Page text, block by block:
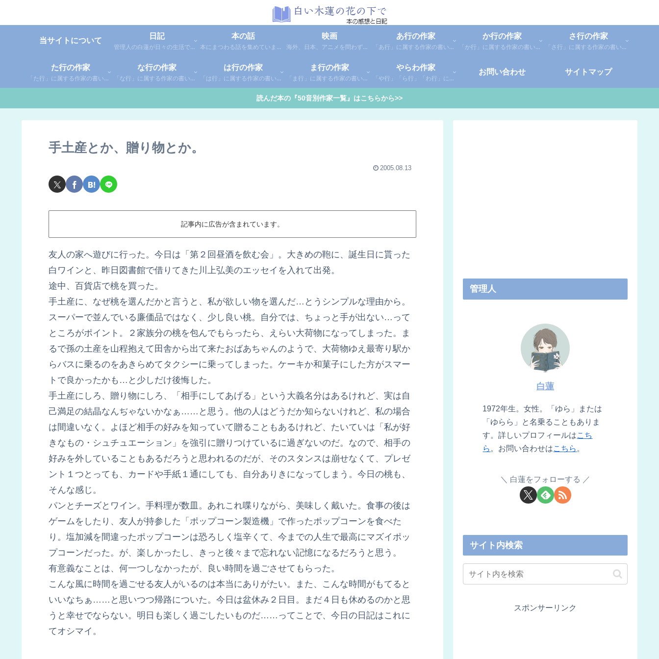
当サイトについて
日記
管理人の白蓮が日々の生活で感じた事や考えた事を綴った個人的な日記です。
本の話
本にまつわる話を集めています。1年間に読んだ本の総括や、本に関する話題など。
映画
海外、日本、アニメを問わず映画の感想（レビュー）を綴っています。
あ行の作家
「あ行」に属する作家の書いた本の感想です。「あ」「い」「う」「え」「お」に分類しているので、お好きな作家の作品を探してみてください。
か行の作家
「か行」に属する作家の書いた本の感想です。さらに「か」「き」「く」「け」「こ」に分類していあります。お好きな作家の作品を探してみてください。
さ行の作家
「さ行」に属する作家の書いた本の感想です。さらに「さ」「し」「す」「せ」「そ」に分類していあります。お好きな作家の作品を探してみてください。
た行の作家
「た行」に属する作家の書いた本の感想です。さらに「た」「ち」「つ」「て」「と」に分類していあります。お好きな作家の作品を探してみてください。
な行の作家
「な行」に属する作家の書いた本の感想です。さらに「な」「に」「ぬ」「ね」「の」に分類していあります。お好きな作家の作品を探してみてください。
は行の作家
「は行」に属する作家の書いた本の感想です。さらに「は」「ひ」「ふ」「へ」「ほ」に分類していあります。お好きな作家の作品を探してみてください。
ま行の作家
「ま行」に属する作家の書いた本の感想です。さらに「ま」「み」「む」「め」「も」に分類していあります。お好きな作家の作品を探してみてください。
やらわ作家
「や行」「ら行」「わ行」に属する作家の書いた本の感想です。さらに「や」「ゆ」「よ」「り」「れ」「わ」に分類していあります。お好きな作家の作品を探してみてください。
お問い合わせ サイトマップ
読んだ本の『50音別作家一覧』はこちらから>>
手土産とか、贈り物とか。
2005.08.13
記事内に広告が含まれています。
友人の家へ遊びに行った。今日は「第２回昼酒を飲む会」。大きめの鞄に、誕生日に貰った
白ワインと、昨日図書館で借りてきた川上弘美のエッセイを入れて出発。
途中、百貨店で桃を買った。
手土産に、なぜ桃を選んだかと言うと、私が欲しい物を選んだ…とうシンプルな理由から。
スーパーで並んでいる廉価品ではなく、少し良い桃。自分では、ちょっと手が出ない…って
ところがポイント。２家族分の桃を包んでもらったら、えらい大荷物になってしまった。ま
るで孫の土産を山程抱えて田舎から出て来たおばあちゃんのようで、大荷物ゆえ最寄り駅か
らバスに乗るのをあきらめてタクシーに乗ってしまった。ケーキか和菓子にした方がスマー
トで良かったかも…と少しだけ後悔した。
手土産にしろ、贈り物にしろ、「相手にしてあげる」という大義名分はあるけれど、実は自
己満足の結晶なんぢゃないかなぁ……と思う。他の人はどうだか知らないけれど、私の場合
は間違いなく。よほど相手の好みを知っていて贈ることもあるけれど、たいていは「私が好
きなもの・シュチュエーション」を強引に贈りつけているに過ぎないのだ。なので、相手の
好みを外していることもあるだろうと思われるのだが、そのスタンスは崩せなくて、プレゼ
ント１つとっても、カードや手紙１通にしても、自分ありきになってしまう。今日の桃も、
そんな感じ。
パンとチーズとワイン。手料理が数皿。あれこれ喋りながら、美味しく戴いた。食事の後は
ゲームをしたり、友人が持参した「ポップコーン製造機」で作ったポップコーンを食べた
り。塩加減を間違ったポップコーンは恐ろしく塩辛くて、今までの人生で最高にマズイポッ
プコーンだった。が、楽しかったし、きっと後々まで忘れない記憶になるだろうと思う。
有意義なことは、何一つしなかったが、良い時間を過ごさせてもらった。
こんな風に時間を過ごせる友人がいるのは本当にありがたい。また、こんな時間がもてると
いいなちぁ……と思いつつ帰路についた。今日は盆休み２日目。まだ４日も休めるのかと思
うと幸せでならない。明日も楽しく過ごしたいものだ……ってことで、今日の日記はこれに
てオシマイ。
管理人
白蓮
1972年生。女性。「ゆら」または
「ゆらら」と名乗ることもありま
す。詳しいプロフィールはこち
ら 。お問い合わせはこちら 。
白蓮をフォローする
サイト内検索
スポンサーリンク